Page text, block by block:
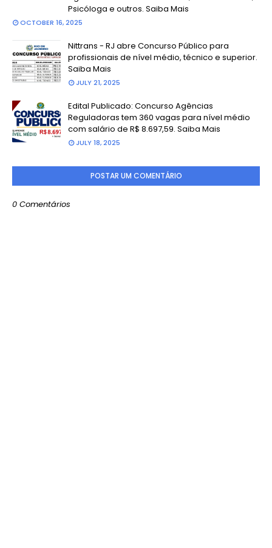
Psicóloga e outros. Saiba Mais
OCTOBER 16, 2025
Nittrans - RJ abre Concurso Público para
profissionais de nível médio, técnico e superior.
Saiba Mais
JULY 21, 2025
Edital Publicado: Concurso Agências
Reguladoras tem 360 vagas para nível médio
com salário de R$ 8.697,59. Saiba Mais
JULY 18, 2025
POSTAR UM COMENTÁRIO
0 Comentários